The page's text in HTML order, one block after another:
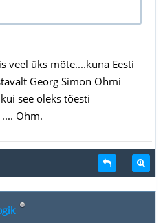
veel üks mõte....kuna Eesti
Georg Simon Ohmi
see oleks tõesti
Ohm.